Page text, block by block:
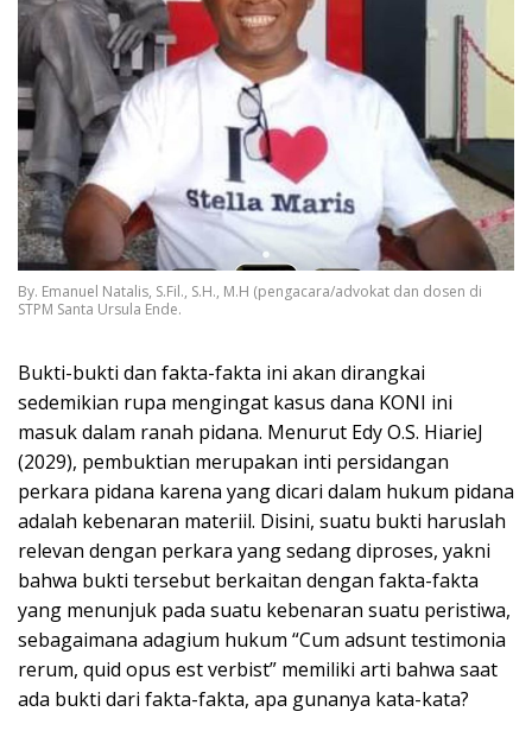
By. Emanuel Natalis, S.Fil., S.H., M.H (pengacara/advokat dan dosen di
STPM Santa Ursula Ende.
Bukti-bukti dan fakta-fakta ini akan dirangkai
sedemikian rupa mengingat kasus dana KONI ini
masuk dalam ranah pidana. Menurut Edy O.S. HiarieJ
(2029), pembuktian merupakan inti persidangan
perkara pidana karena yang dicari dalam hukum pidana
adalah kebenaran materiil. Disini, suatu bukti haruslah
relevan dengan perkara yang sedang diproses, yakni
bahwa bukti tersebut berkaitan dengan fakta-fakta
yang menunjuk pada suatu kebenaran suatu peristiwa,
sebagaimana adagium hukum “Cum adsunt testimonia
rerum, quid opus est verbist” memiliki arti bahwa saat
ada bukti dari fakta-fakta, apa gunanya kata-kata?